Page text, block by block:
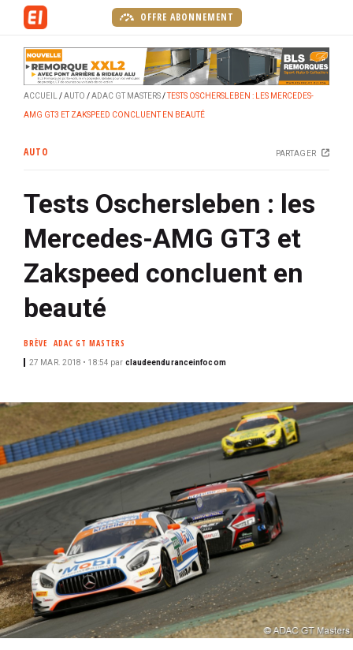
a
OFFRE ABONNEMENT
ACCUEIL AUTO ADAC GT MASTERS TESTS OSCHERSLEBEN : LES MERCEDES-
AMG GT3 ET ZAKSPEED CONCLUENT EN BEAUTÉ
AUTO PARTAGER
Tests Oschersleben : les
Mercedes-AMG GT3 et
Zakspeed concluent en
beauté
BRÈVE ADAC GT MASTERS
27 MAR. 2018 • 18:54 par claudeenduranceinfocom